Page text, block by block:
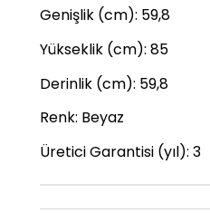
Genişlik (cm): 59,8
Yükseklik (cm):85
Derinlik (cm): 59,8
Renk: Beyaz
Üretici Garantisi (yıl):3